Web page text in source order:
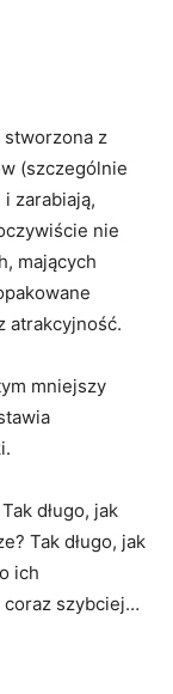
stworzona z
(szczególnie
zarabiają,
nie
mających
atrakcyjność.
mniejszy
długo, jak
Tak długo, jak
ich
coraz szybciej…